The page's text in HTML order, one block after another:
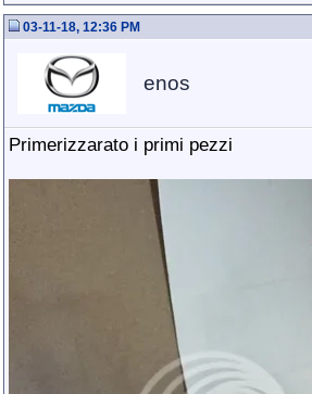
03-11-18, 12:36 PM
enos
Primerizzarato i primi pezzi